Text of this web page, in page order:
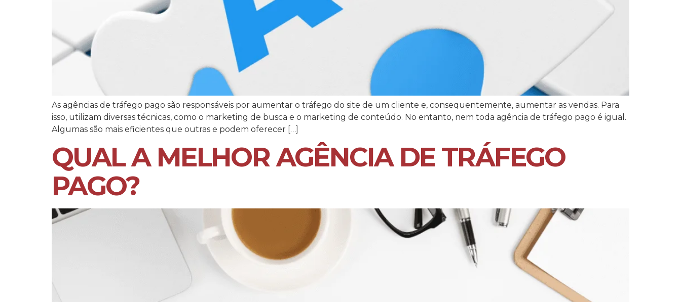
As agências de tráfego pago são responsáveis por aumentar o tráfego do site de um cliente e, consequentemente, aumentar as vendas. Para
isso, utilizam diversas técnicas, como o marketing de busca e o marketing de conteúdo. No entanto, nem toda agência de tráfego pago é igual.
Algumas são mais eficientes que outras e podem oferecer […]
QUAL A MELHOR AGÊNCIA DE TRÁFEGO
PAGO?